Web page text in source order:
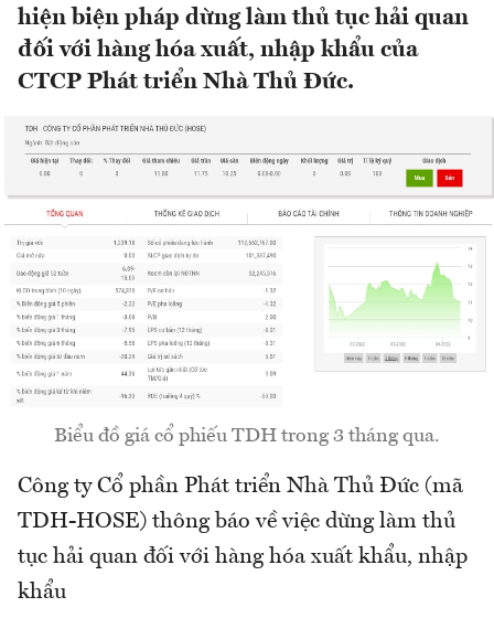
hiện biện pháp dừng làm thủ tục hải quan
đối với hàng hóa xuất, nhập khẩu của
CTCP Phát triển Nhà Thủ Đức.
Biểu đồ giá cổ phiếu TDH trong 3 tháng qua.
Công ty Cổ phần Phát triển Nhà Thủ Đức (mã
TDH-HOSE) thông báo về việc dừng làm thủ
tục hải quan đối với hàng hóa xuất khẩu, nhập
khẩu